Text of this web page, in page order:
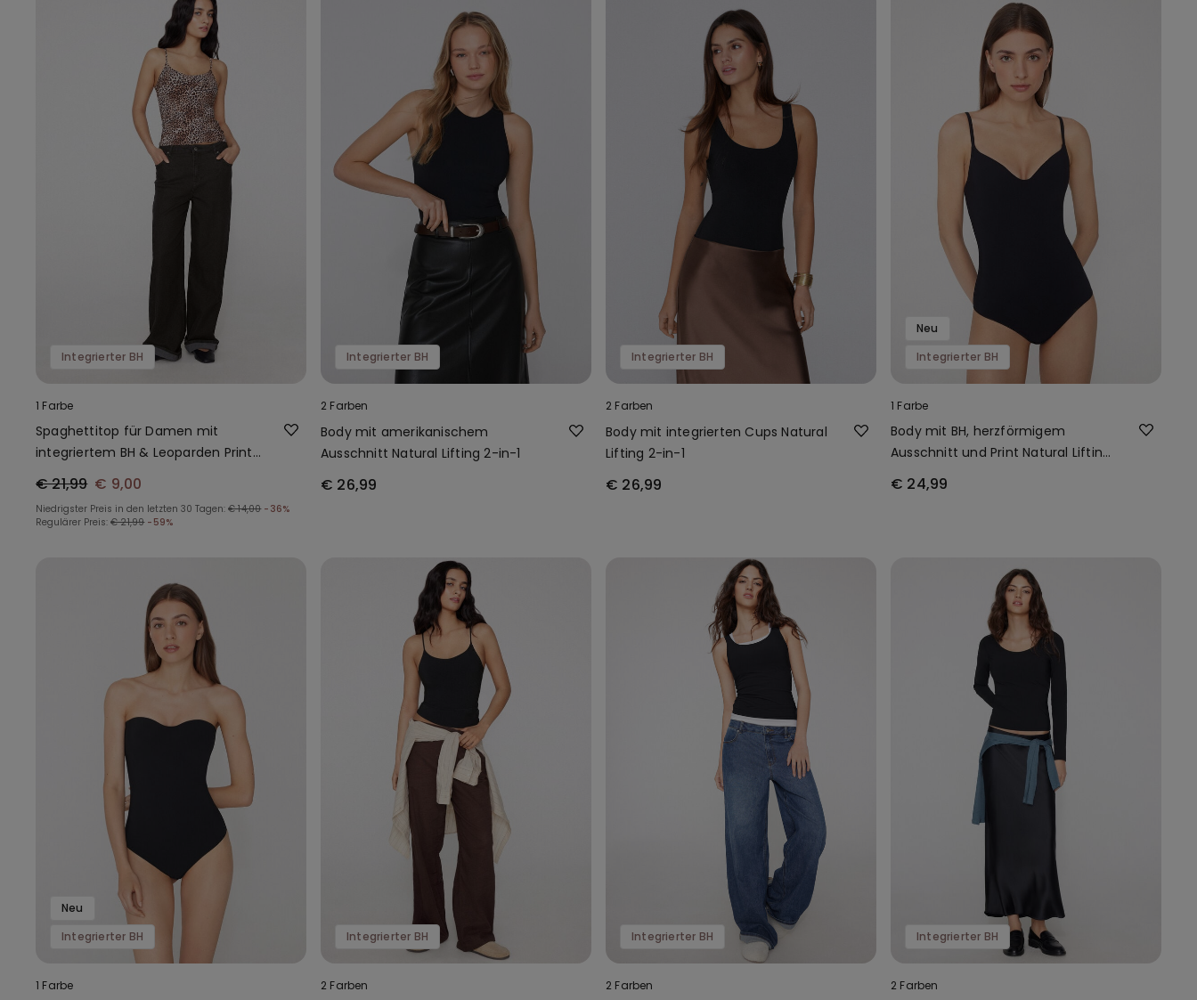
Integrierter BH
1 Farbe
Spaghettitop für Damen mit
integriertem BH & Leoparden Print
€ 21,99 € 9,00
Niedrigster Preis in den letzten 30 Tagen: € 14,00 -36%
Regulärer Preis: € 21,99 -59%
Integrierter BH
2 Farben
Body mit amerikanischem
Ausschnitt Natural Lifting 2-in-1
€ 26,99
Integrierter BH
2 Farben
Body mit integrierten Cups Natural
Lifting 2-in-1
€ 26,99
Neu
Integrierter BH
1 Farbe
Body mit BH, herzförmigem
Ausschnitt und Print Natural Lifting
€ 24,99
Neu
Integrierter BH
1 Farbe
Integrierter BH
2 Farben
Integrierter BH
2 Farben
Integrierter BH
2 Farben